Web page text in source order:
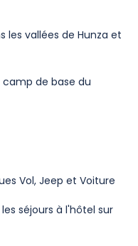
les vallées de Hunza et
camp de base du
Vol, Jeep et Voiture
séjours à l'hôtel sur